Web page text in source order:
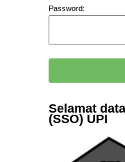
Password:
Selamat
(SSO) UPI